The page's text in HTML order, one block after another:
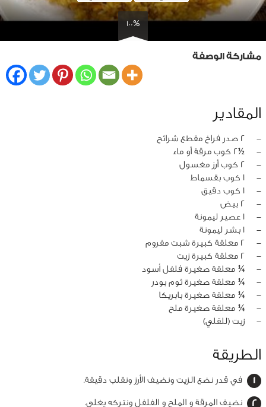
100%
مشاركة الوصفة
المقادير
‏-
2 صدر فراخ مقطع شرائح
‏-
½2 كوب مرقة أو ماء
‏-
2 كوب أرز مغسول
‏-
1 كوب بقسماط
‏-
1 كوب دقيق
‏-
2 بيض
‏-
1 عصير ليمونة
‏-
1 بشر ليمونة
‏-
2 معلقة كبيرة شبت مفروم
‏-
2 معلقة كبيرة زيت
‏-
¼ معلقة صغيرة فلفل أسود
‏-
¼ معلقة صغيرة ثوم بودر
‏-
¼ معلقة صغيرة بابريكا
‏-
¼ معلقة صغيرة ملح
‏-
زيت (للقلي)
الطريقة
في قدر نضع الزيت ونضيف الأرز ونقلب دقيقة.
نضيف المرقة و الملح و الفلفل ونتركه يغلي.